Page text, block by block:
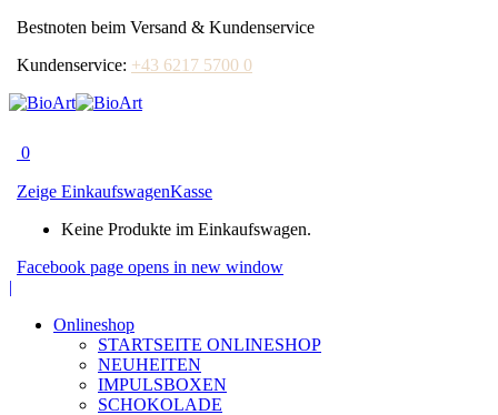
Bestnoten beim Versand & Kundenservice
Kundenservice: +43 6217 5700 0
0
Zeige EinkaufswagenKasse
Keine Produkte im Einkaufswagen.
Facebook page opens in new window
|
Onlineshop
STARTSEITE ONLINESHOP
NEUHEITEN
IMPULSBOXEN
SCHOKOLADE